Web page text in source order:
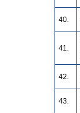
40.
41.
42.
43.